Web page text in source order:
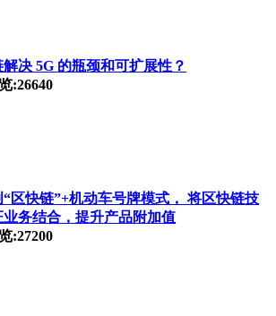
决 5G 的瓶颈和可扩展性？
:26640
区快链”+机动车号牌模式， 将区快链技
务结合，提升产品附加值
:27200